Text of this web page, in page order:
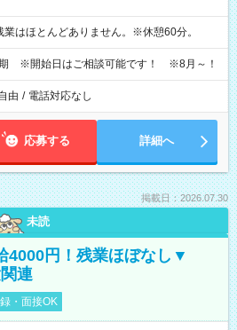
はほとんどありません。※休憩60分。
期 ※開始日はご相談可能です！ ※8月～！
由 / 電話対応なし
応募する 詳細へ
掲載日：2026.07.30
未読
4000円！残業ほぼなし▼
連
・面接OK